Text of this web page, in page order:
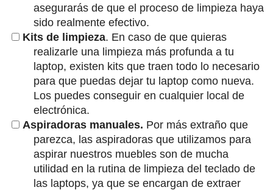
asegurarás de que el proceso de limpieza haya
sido realmente efectivo.
Kits de limpieza. En caso de que quieras
realizarle una limpieza más profunda a tu
laptop, existen kits que traen todo lo necesario
para que puedas dejar tu laptop como nueva.
Los puedes conseguir en cualquier local de
electrónica.
Aspiradoras manuales. Por más extraño que
parezca, las aspiradoras que utilizamos para
aspirar nuestros muebles son de mucha
utilidad en la rutina de limpieza del teclado de
las laptops, ya que se encargan de extraer